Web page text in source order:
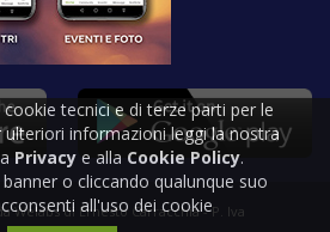
Welabs di Ernesto Carracchia - P. Iva
tecnici e di terze parti per le
ulteriori informazioni leggi la nostra
Privacy e alla Cookie Policy.
o cliccando qualunque suo
all'uso dei cookie